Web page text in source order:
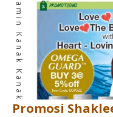
Multivitamin Kanak Kanak
Promosi